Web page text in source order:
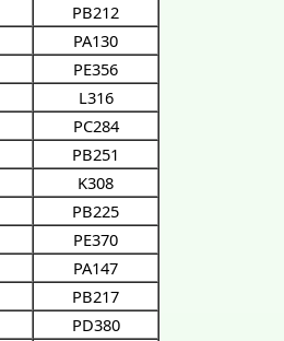
PB212
PA130
PE356
L316
PC284
PB251
K308
PB225
PE370
PA147
PB217
PD380